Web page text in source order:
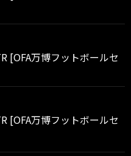
[OFA万博フットボールセ
[OFA万博フットボールセ